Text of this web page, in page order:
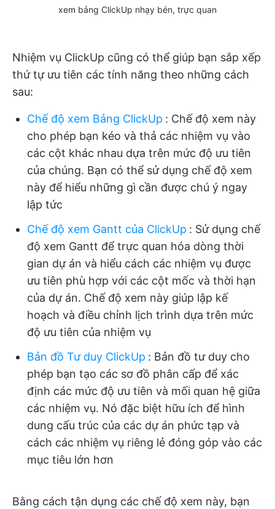
xem bảng ClickUp nhạy bén, trực quan
Nhiệm vụ ClickUp cũng có thể giúp bạn sắp xếp
thứ tự ưu tiên các tính năng theo những cách
sau:
Chế độ xem Bảng ClickUp : Chế độ xem này
cho phép bạn kéo và thả các nhiệm vụ vào
các cột khác nhau dựa trên mức độ ưu tiên
của chúng. Bạn có thể sử dụng chế độ xem
này để hiểu những gì cần được chú ý ngay
lập tức
Chế độ xem Gantt của ClickUp : Sử dụng chế
độ xem Gantt để trực quan hóa dòng thời
gian dự án và hiểu cách các nhiệm vụ được
ưu tiên phù hợp với các cột mốc và thời hạn
của dự án. Chế độ xem này giúp lập kế
hoạch và điều chỉnh lịch trình dựa trên mức
độ ưu tiên của nhiệm vụ
Bản đồ Tư duy ClickUp : Bản đồ tư duy cho
phép bạn tạo các sơ đồ phân cấp để xác
định các mức độ ưu tiên và mối quan hệ giữa
các nhiệm vụ. Nó đặc biệt hữu ích để hình
dung cấu trúc của các dự án phức tạp và
cách các nhiệm vụ riêng lẻ đóng góp vào các
mục tiêu lớn hơn
Bằng cách tận dụng các chế độ xem này, bạn